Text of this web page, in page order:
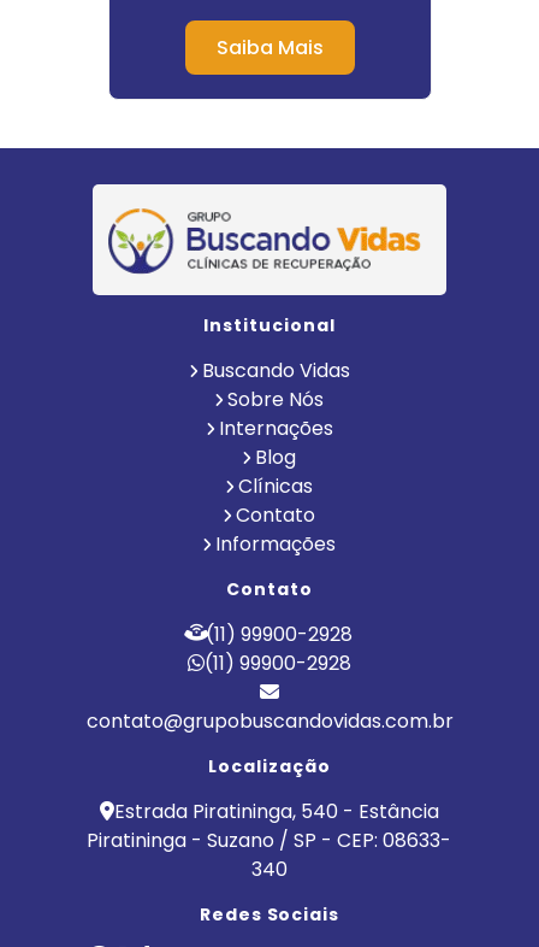
Saiba Mais
Institucional
Buscando Vidas
Sobre Nós
Internações
Blog
Clínicas
Contato
Informações
Contato
(11) 99900-2928
(11) 99900-2928
contato@grupobuscandovidas.com.br
Localização
Estrada Piratininga, 540 - Estância
Piratininga - Suzano / SP - CEP: 08633-
340
Redes Sociais